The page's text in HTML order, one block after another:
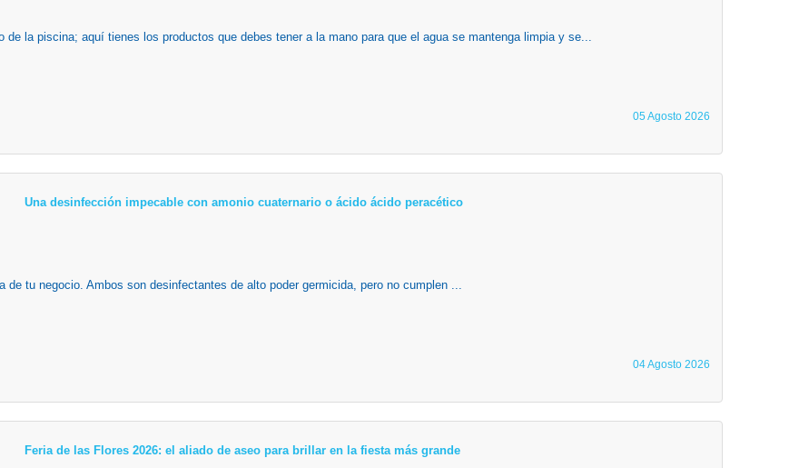
la piscina; aquí tienes los productos que debes tener a la mano para que el agua se mantenga limpia y se...
05 Agosto 2026
Una desinfección impecable con amonio cuaternario o ácido ácido peracético
tu negocio. Ambos son desinfectantes de alto poder germicida, pero no cumplen ...
04 Agosto 2026
Feria de las Flores 2026: el aliado de aseo para brillar en la fiesta más grande